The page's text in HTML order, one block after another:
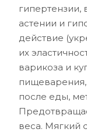
гипертензии,
астении и
действие
их
варикоза и
пищеварения,
после еды,
веса. Мягкий